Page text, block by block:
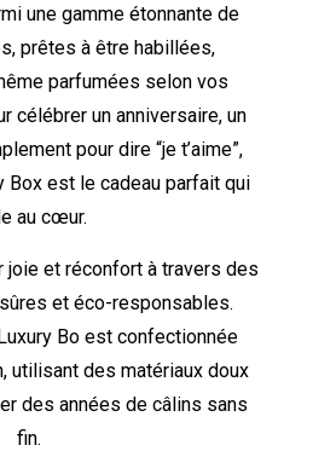
une gamme étonnante de
prêtes à être habillées,
parfumées selon vos
célébrer un anniversaire, un
pour dire “je t’aime”,
Box est le cadeau parfait qui
au cœur.
joie et réconfort à travers des
et éco-responsables.
Bo est confectionnée
utilisant des matériaux doux
des années de câlins sans
fin.